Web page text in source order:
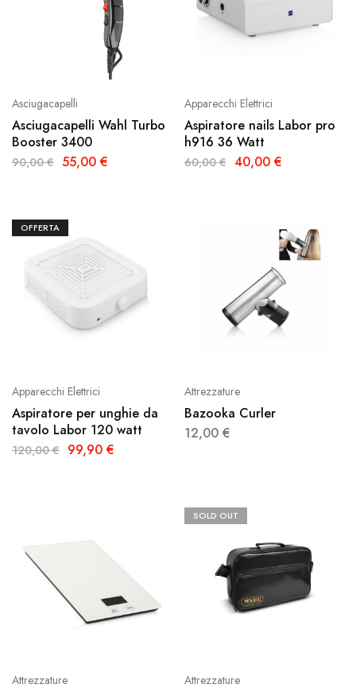
Asciugacapelli
Asciugacapelli Wahl Turbo
Booster 3400
90,00€ 55,00 €
Apparecchi Elettrici
Aspiratore nails Labor pro
h916 36 Watt
60,00€ 40,00 €
OFFERTA
Apparecchi Elettrici
Aspiratore per unghie da
tavolo Labor 120 watt
120,00€ 99,90 €
Attrezzature
Bazooka Curler
12,00 €
Attrezzature
SOLD OUT
Attrezzature